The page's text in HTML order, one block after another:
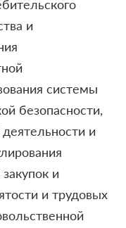
и
системы
безопасности,
и
и
и трудовых